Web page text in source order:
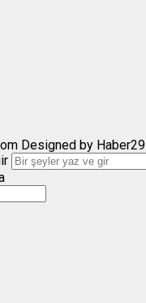
Designed by Haber29